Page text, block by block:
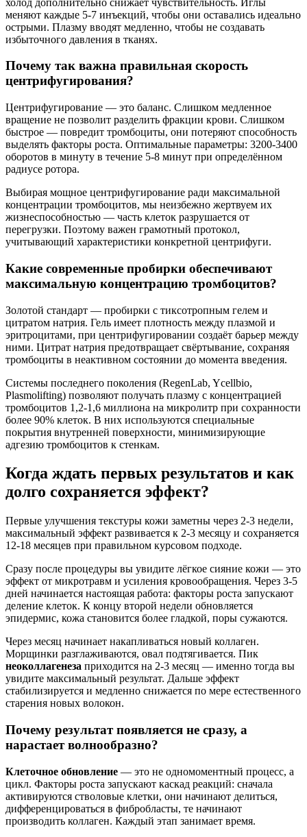
меняют каждые 5-7 инъекций, чтобы они оставались идеально
острыми. Плазму вводят медленно, чтобы не создавать
избыточного давления в тканях.
Почему так важна правильная скорость
центрифугирования?
Центрифугирование — это баланс. Слишком медленное
вращение не позволит разделить фракции крови. Слишком
быстрое — повредит тромбоциты, они потеряют способность
выделять факторы роста. Оптимальные параметры: 3200-3400
оборотов в минуту в течение 5-8 минут при определённом
радиусе ротора.
Выбирая мощное центрифугирование ради максимальной
концентрации тромбоцитов, мы неизбежно жертвуем их
жизнеспособностью — часть клеток разрушается от
перегрузки. Поэтому важен грамотный протокол,
учитывающий характеристики конкретной центрифуги.
Какие современные пробирки обеспечивают
максимальную концентрацию тромбоцитов?
Золотой стандарт — пробирки с тиксотропным гелем и
цитратом натрия. Гель имеет плотность между плазмой и
эритроцитами, при центрифугировании создаёт барьер между
ними. Цитрат натрия предотвращает свёртывание, сохраняя
тромбоциты в неактивном состоянии до момента введения.
Системы последнего поколения (RegenLab, Ycellbio,
Plasmolifting) позволяют получать плазму с концентрацией
тромбоцитов 1,2-1,6 миллиона на микролитр при сохранности
более 90% клеток. В них используются специальные
покрытия внутренней поверхности, минимизирующие
адгезию тромбоцитов к стенкам.
Когда ждать первых результатов и как
долго сохраняется эффект?
Первые улучшения текстуры кожи заметны через 2-3 недели,
максимальный эффект развивается к 2-3 месяцу и сохраняется
12-18 месяцев при правильном курсовом подходе.
Сразу после процедуры вы увидите лёгкое сияние кожи — это
эффект от микротравм и усиления кровообращения. Через 3-5
дней начинается настоящая работа: факторы роста запускают
деление клеток. К концу второй недели обновляется
эпидермис, кожа становится более гладкой, поры сужаются.
Через месяц начинает накапливаться новый коллаген.
Морщинки разглаживаются, овал подтягивается. Пик
неоколлагенеза приходится на 2-3 месяц — именно тогда вы
увидите максимальный результат. Дальше эффект
стабилизируется и медленно снижается по мере естественного
старения новых волокон.
Почему результат появляется не сразу, а
нарастает волнообразно?
Клеточное обновление — это не одномоментный процесс, а
цикл. Факторы роста запускают каскад реакций: сначала
активируются стволовые клетки, они начинают делиться,
дифференцироваться в фибробласты, те начинают
производить коллаген. Каждый этап занимает время.